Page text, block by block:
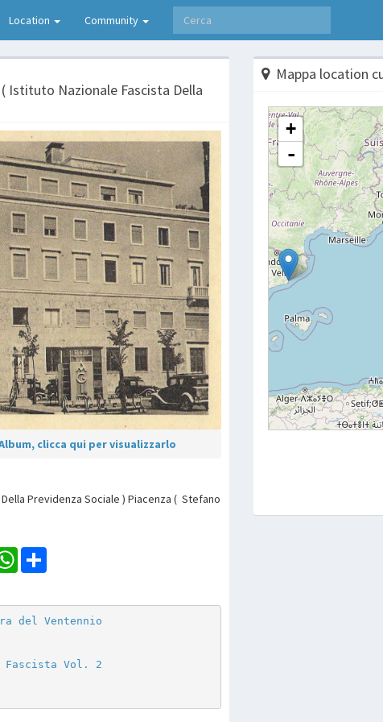
Location Community
Istituto Nazionale Fascista Della
clicca qui per visualizzarlo
Previdenza Sociale ) Piacenza ( Stefano
WhatsApp
del Ventennio
Fascista Vol. 2
Mappa location